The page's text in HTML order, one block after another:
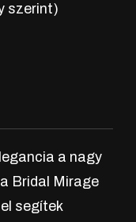
szerint)
a nagy
Bridal Mirage
segítek